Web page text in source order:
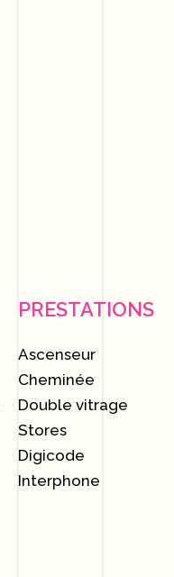
PRESTATIONS
Ascenseur
Cheminée
Double vitrage
Stores
Digicode
Interphone